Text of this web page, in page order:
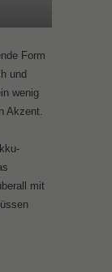
Form
und
wenig
Akzent.
mit